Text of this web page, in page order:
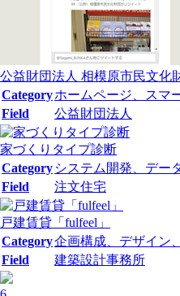
公益財団法人 相模原市民文化
Categoryホームページ、スマ
Field
公益財団法人
家づくりタイプ診断
Category システム開発、デー
Field
注文住宅
戸建賃貸「fulfeel」
Category企画構成、デザイン
Field
建築設計事務所